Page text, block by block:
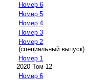
Номер 6
Номер 5
Номер 4
Номер 3
Номер 2
(специальный выпуск)
Номер 1
2020 Том 12
Номер 6